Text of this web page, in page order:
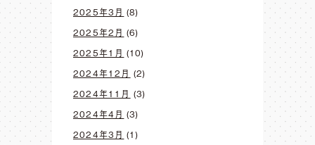
2025年3月 (8)
2025年2月 (6)
2025年1月 (10)
2024年12月 (2)
2024年11月 (3)
2024年4月 (3)
2024年3月 (1)